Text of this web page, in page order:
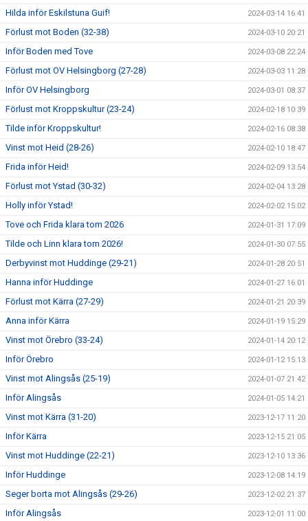
Hilda inför Eskilstuna Guif! 2024-03-14 16:41
Förlust mot Boden (32-38) 2024-03-10 20:21
Inför Boden med Tove 2024-03-08 22:24
Förlust mot OV Helsingborg (27-28) 2024-03-03 11:28
Inför OV Helsingborg 2024-03-01 08:37
Förlust mot Kroppskultur (23-24) 2024-02-18 10:39
Tilde inför Kroppskultur! 2024-02-16 08:38
Vinst mot Heid (28-26) 2024-02-10 18:47
Frida inför Heid! 2024-02-09 13:54
Förlust mot Ystad (30-32) 2024-02-04 13:28
Holly inför Ystad! 2024-02-02 15:02
Tove och Frida klara tom 2026 2024-01-31 17:09
Tilde och Linn klara tom 2026! 2024-01-30 07:55
Derbyvinst mot Huddinge (29-21) 2024-01-28 20:51
Hanna inför Huddinge 2024-01-27 16:01
Förlust mot Kärra (27-29) 2024-01-21 20:39
Anna inför Kärra 2024-01-19 15:29
Vinst mot Örebro (33-24) 2024-01-14 20:12
Inför Örebro 2024-01-12 15:13
Vinst mot Alingsås (25-19) 2024-01-07 21:42
Inför Alingsås 2024-01-05 14:21
Vinst mot Kärra (31-20) 2023-12-17 11:20
Inför Kärra 2023-12-15 21:05
Vinst mot Huddinge (22-21) 2023-12-10 13:36
Inför Huddinge 2023-12-08 14:19
Seger borta mot Alingsås (29-26) 2023-12-02 21:37
Inför Alingsås 2023-12-01 11:00